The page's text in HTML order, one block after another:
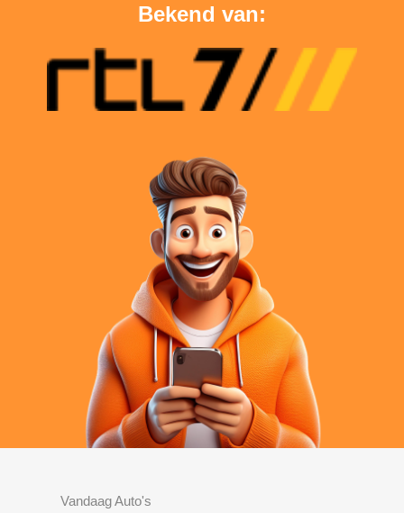
Bekend van:
Vandaag Auto's